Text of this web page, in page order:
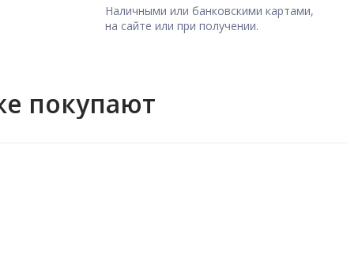
Наличными или банковскими картами,
на сайте или при получении.
покупают